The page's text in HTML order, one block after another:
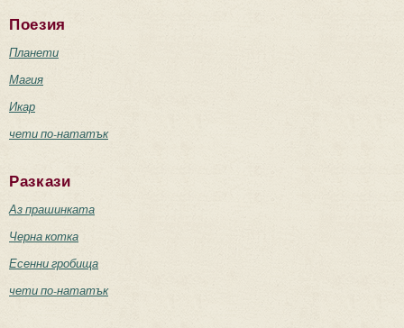
Поезия
Планети
Магия
Икар
чети по-нататък
Разкази
Аз прашинката
Черна котка
Есенни гробища
чети по-нататък